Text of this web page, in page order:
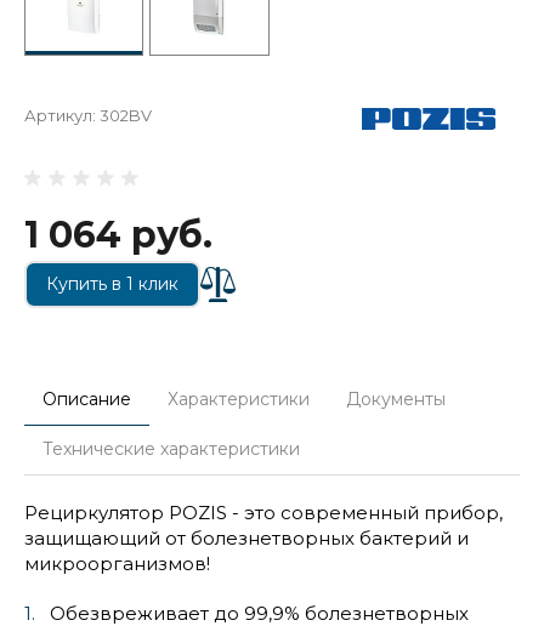
Артикул: 302BV
1 064 руб.
Купить в 1 клик
Описание Характеристики Документы
Технические характеристики
Рециркулятор POZIS - это современный прибор,
защищающий от болезнетворных бактерий и
микроорганизмов!
Обезвреживает до 99,9% болезнетворных